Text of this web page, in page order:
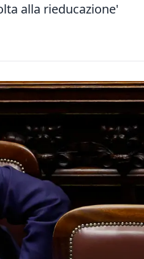
alla rieducazione'